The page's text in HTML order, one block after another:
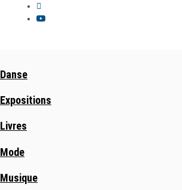
Danse
Expositions
Livres
Mode
Musique